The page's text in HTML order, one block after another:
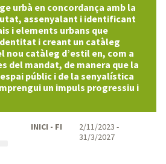
urbà en concordança amb la
assenyalant i identificant
i elements urbans que
i creant un catàleg
nou catàleg d’estil en, com a
del mandat, de manera que la
públic i de la senyalística
un impuls progressiu i
INICI - FI
2/11/2023 -
31/3/2027